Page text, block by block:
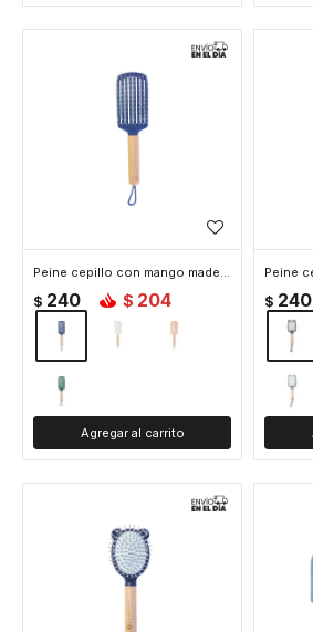
Peine cepillo con mango madera y cuerdita - Azul
$ 240 $ 204 $ 240